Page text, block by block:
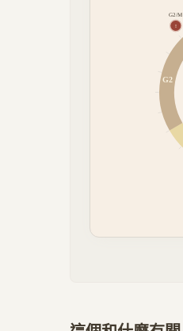
G2
!
G2/M